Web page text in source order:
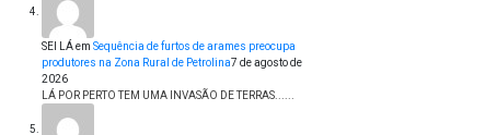
SEI LÁem Sequência de furtos de arames preocupa
produtores na Zona Rural de Petrolina7 de agosto de
2026
LÁ POR PERTO TEM UMA INVASÃO DE TERRAS......